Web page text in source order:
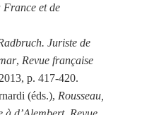
France et de
Juriste de
, Revue française
p. 417-420.
(éds.), Rousseau,